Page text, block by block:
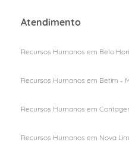
Atendimento
Recursos Humanos em Belo
Recursos Humanos em Betim -
Recursos Humanos em
Recursos Humanos em Nova